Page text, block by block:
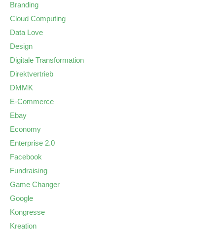
Branding
Cloud Computing
Data Love
Design
Digitale Transformation
Direktvertrieb
DMMK
E-Commerce
Ebay
Economy
Enterprise 2.0
Facebook
Fundraising
Game Changer
Google
Kongresse
Kreation